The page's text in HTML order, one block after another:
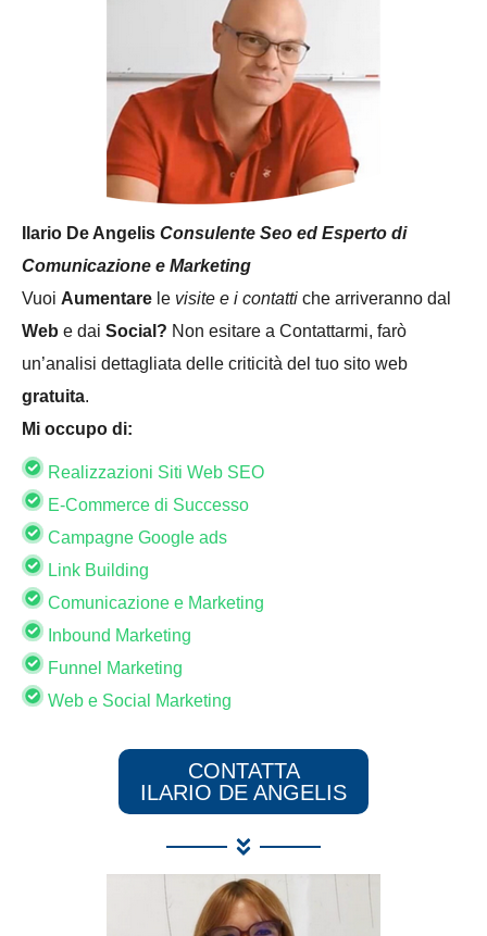
Ilario De Angelis Consulente Seo ed Esperto di
Comunicazione e Marketing
Vuoi Aumentare le visite e i contatti che arriveranno dal
Web e dai Social ? Non esitare a Contattarmi, farò
un’analisi dettagliata delle criticità del tuo sito web
gratuita.
Mi occupo di:
Realizzazioni Siti Web SEO
E-Commerce di Successo
Campagne Google ads
Link Building
Comunicazione e Marketing
Inbound Marketing
Funnel Marketing
Web e Social Marketing
CONTATTA
ILARIO DE ANGELIS